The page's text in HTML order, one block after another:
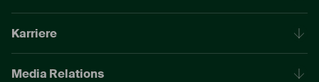
Karriere
Media Relations